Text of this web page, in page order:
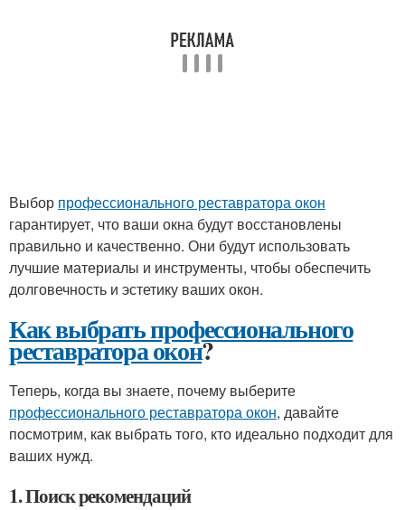
Выбор профессионального реставратора окон
гарантирует, что ваши окна будут восстановлены
правильно и качественно. Они будут использовать
лучшие материалы и инструменты, чтобы обеспечить
долговечность и эстетику ваших окон.
Как выбрать профессионального
реставратора окон?
Теперь, когда вы знаете, почему выберите
профессионального реставратора окон, давайте
посмотрим, как выбрать того, кто идеально подходит для
ваших нужд.
1. Поиск рекомендаций